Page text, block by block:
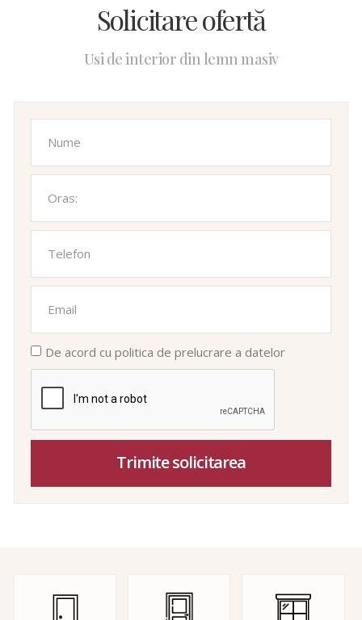
Solicitare ofertă
Usi de interior din lemn masiv
De acord cu politica de prelucrare a datelor
Trimite solicitarea